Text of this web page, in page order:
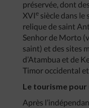
préservée, dont
XVIe siècle dans le
relique de saint
Senhor de Morto
saint) et des sites
d’Atambua et de
Timor occidental
Le tourisme pour
Après